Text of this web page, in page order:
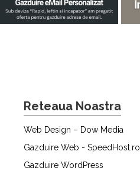
Reteaua Noastra
Web Design – Dow Media
Gazduire Web - SpeedHost.ro
Gazduire WordPress